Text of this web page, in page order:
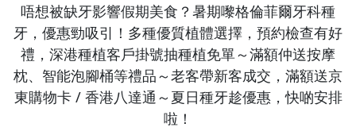
唔想被缺牙影響假期美食？ 暑期嚟格倫菲爾牙科種
牙，優惠勁吸引！ 多種優質植體選擇， 預約檢查有好
禮，深港種植客戶掛號抽種植免單～滿額仲送按摩
枕、智能泡腳桶等禮品～老客帶新客成交，滿額送京
東購物卡/ 香港八達通～夏日種牙趁優惠，快啲安排
啦！